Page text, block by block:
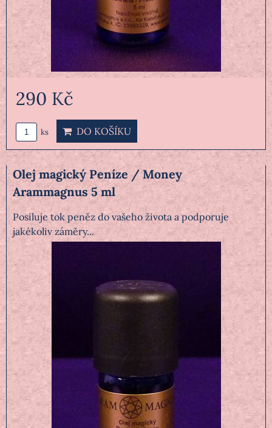
290 Kč
ks DO KOŠÍKU
Olej magický Peníze / Money
Arammagnus 5 ml
Posiluje tok peněz do vašeho života a podporuje
jakékoliv záměry...